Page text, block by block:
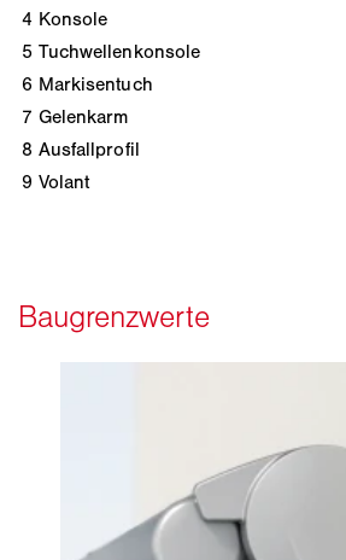
4 Konsole
5 Tuchwellenkonsole
6 Markisentuch
7 Gelenkarm
8 Ausfallprofil
9 Volant